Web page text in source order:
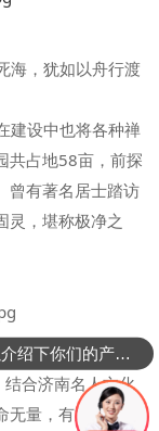
海，犹如以舟行渡
建设中也将各种禅
共占地58亩，前探
曾有著名居士踏访
灵，堪称极净之
合济南名人文化
无量，有通天智
可以介绍下你们的产品么